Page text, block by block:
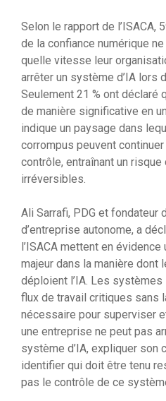
Selon le rapport de l’ISACA,
de la confiance numérique
quelle vitesse leur
arrêter un système d’IA lors
Seulement 21 % ont déclaré
de manière significative en
indique un paysage dans
corrompus peuvent
contrôle, entraînant un
irréversibles.
Ali Sarrafi, PDG et fondateur
d’entreprise autonome, a
l’ISACA mettent en
majeur dans la manière dont
déploient l’IA. Les
flux de travail critiques sans
nécessaire pour superviser
une entreprise ne peut pas
système d’IA, expliquer son
identifier qui doit être tenu
pas le contrôle de ce